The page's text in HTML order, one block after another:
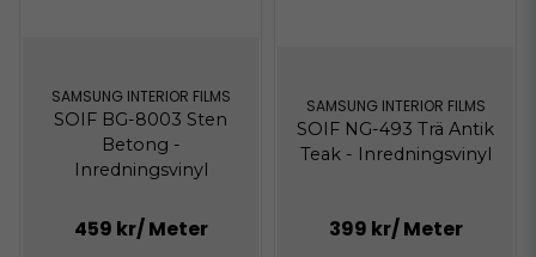
SAMSUNG INTERIOR FILMS
SOIF BG-8003 Sten
Betong -
Inredningsvinyl
459 kr/ Meter
SAMSUNG INTERIOR FILMS
SOIF NG-493 Trä Antik
Teak - Inredningsvinyl
399 kr/ Meter